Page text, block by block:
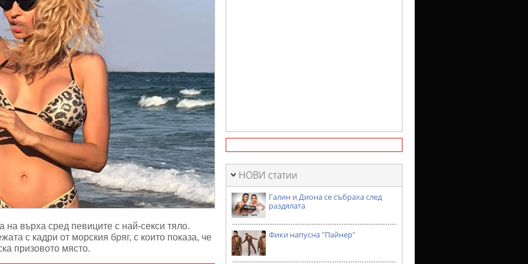
на върха сред певиците с най-секси тяло.
с кадри от морския бряг, с които показа, че
призовото място.
НОВИ статии
Галин и Диона се събраха след
раздялата
Фики напусна "Пайнер"